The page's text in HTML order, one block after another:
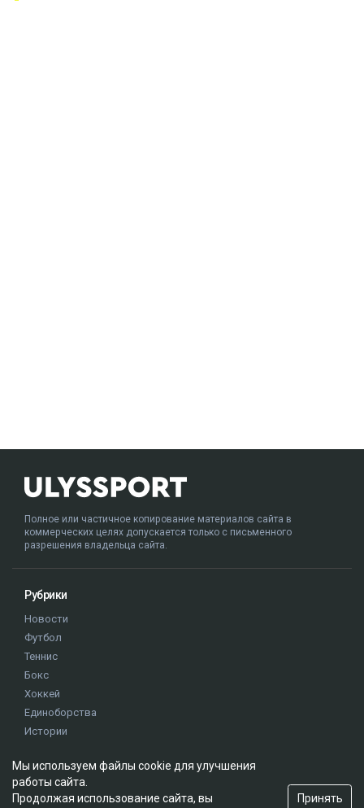
Полное или частичное копирование материалов сайта в
коммерческих целях допускается только с письменного
разрешения владельца сайта.
Рубрики
Новости
Футбол
Теннис
Бокс
Хоккей
Единоборства
Истории
Редакция
Мы используем файлы cookie для улучшения
работы сайта.
Продолжая использование сайта, вы
Принять